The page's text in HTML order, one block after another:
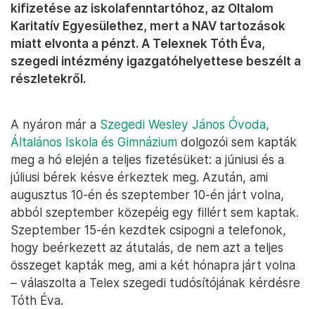
kifizetése az iskolafenntartóhoz, az Oltalom
Karitatív Egyesülethez, mert a NAV tartozások
miatt elvonta a pénzt. A Telexnek Tóth Éva,
szegedi intézmény igazgatóhelyettese beszélt a
részletekről.
A nyáron már a Szegedi Wesley János Óvoda,
Általános Iskola és Gimnázium dolgozói sem kapták
meg a hó elején a teljes fizetésüket: a júniusi és a
júliusi bérek késve érkeztek meg. Azután, ami
augusztus 10-én és szeptember 10-én járt volna,
abból szeptember közepéig egy fillért sem kaptak.
Szeptember 15-én kezdtek csipogni a telefonok,
hogy beérkezett az átutalás, de nem azt a teljes
összeget kapták meg, ami a két hónapra járt volna
– válaszolta a Telex szegedi tudósítójának kérdésre
Tóth Éva.